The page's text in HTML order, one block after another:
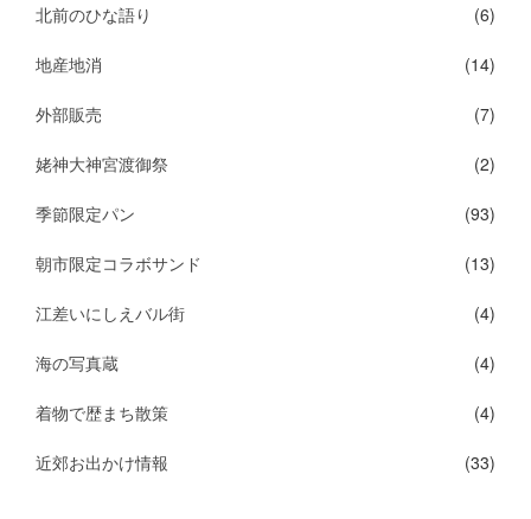
北前のひな語り (6)
地産地消 (14)
外部販売 (7)
姥神大神宮渡御祭 (2)
季節限定パン (93)
朝市限定コラボサンド (13)
江差いにしえバル街 (4)
海の写真蔵 (4)
着物で歴まち散策 (4)
近郊お出かけ情報 (33)